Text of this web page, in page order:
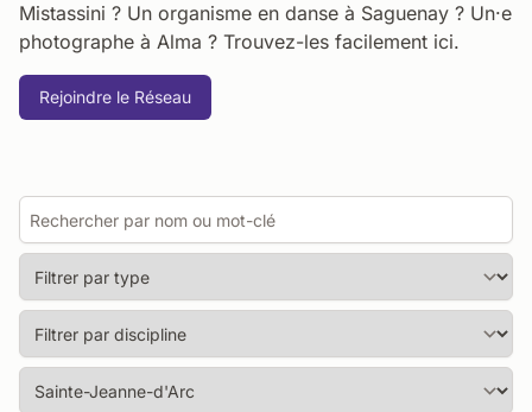
Mistassini ? Un organisme en danse à Saguenay ? Un·e
photographe à Alma ? Trouvez-les facilement ici.
Rejoindre le Réseau